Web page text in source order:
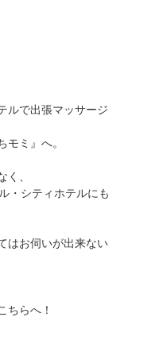
ルで出張マッサージ
モミ』へ。
く、
・シティホテルにも
はお伺いが出来ない
ちらへ！